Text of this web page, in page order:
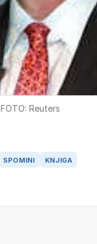
FOTO: Reuters
SPOMINI KNJIGA